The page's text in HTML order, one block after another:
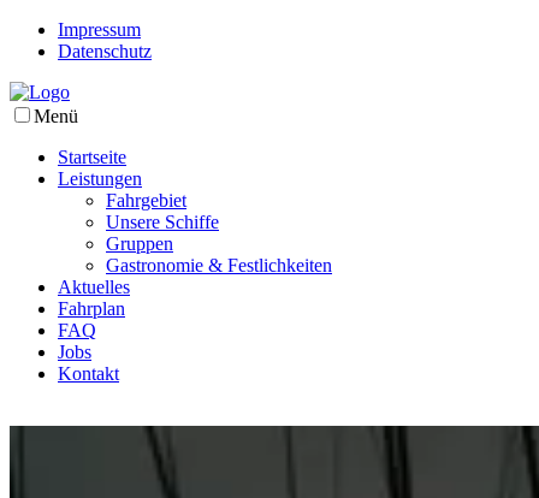
Impressum
Datenschutz
Menü
Startseite
Leistungen
Fahrgebiet
Unsere Schiffe
Gruppen
Gastronomie & Festlichkeiten
Aktuelles
Fahrplan
FAQ
Jobs
Kontakt